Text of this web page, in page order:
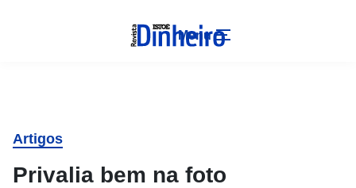
Menu
Artigos
Privalia bem na foto